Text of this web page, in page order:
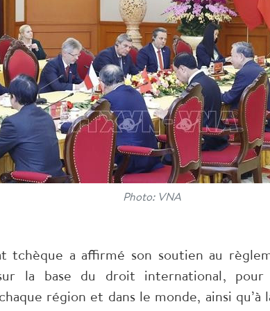
Photo: VNA
tchèque a affirmé son soutien au
sur la base du droit international,
région et dans le monde, ainsi